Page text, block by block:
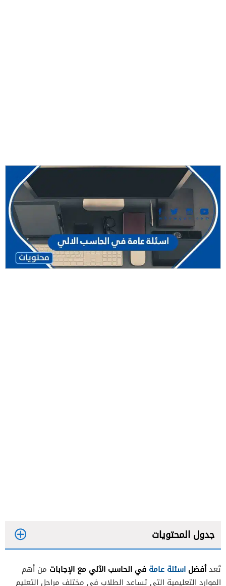
جدول المحتويات
تُعدأفضل اسئلة عامة في الحاسب الآلي مع الإجابات من أهم
الموارد التعليمية التي تساعد الطلاب في مختلف مراحل التعليم